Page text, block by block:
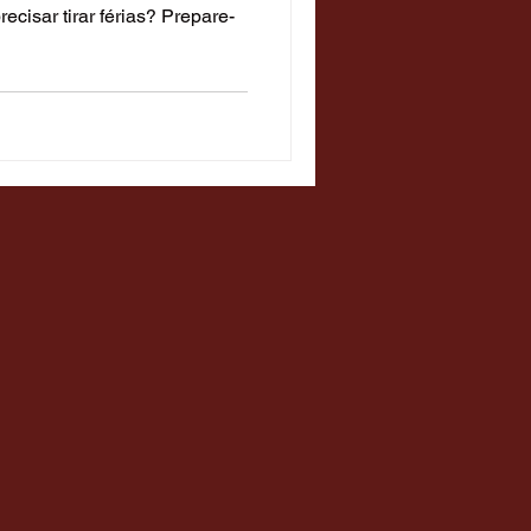
tirar férias? Prepare-